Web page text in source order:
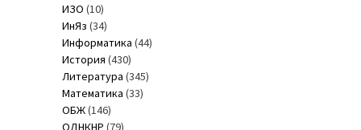
ИЗО (10)
ИнЯз (34)
Информатика (44)
История (430)
Литература (345)
Математика (33)
ОБЖ(146)
ОДНКНР (79)